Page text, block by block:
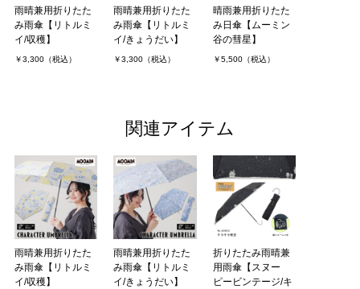
雨晴兼用折りたた
み雨傘【リトルミ
イ/収穫】
￥3,300（税込）
雨晴兼用折りたた
み雨傘【リトルミ
イ/きょうだい】
￥3,300（税込）
晴雨兼用折りたた
み日傘【ムーミン
谷の彗星】
￥5,500（税込）
関連アイテム
雨晴兼用折りたた
み雨傘【リトルミ
イ/収穫】
雨晴兼用折りたた
み雨傘【リトルミ
イ/きょうだい】
折りたたみ雨晴兼
用雨傘【スヌー
ピービンテージ/キ